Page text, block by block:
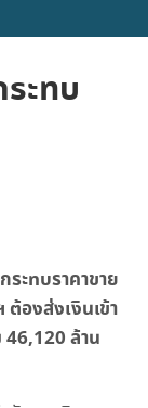
ะทบ
ะทบราคาขาย
องส่งเงินเข้า
ล้าน